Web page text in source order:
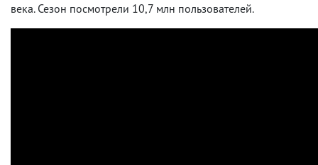
века. Сезон посмотрели 10,7 млн пользователей.